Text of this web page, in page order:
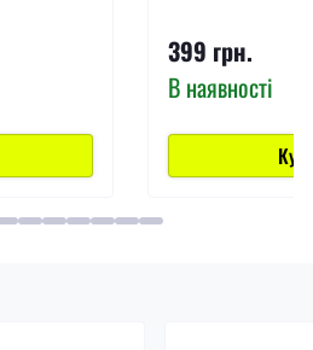
399 грн.
В наявності